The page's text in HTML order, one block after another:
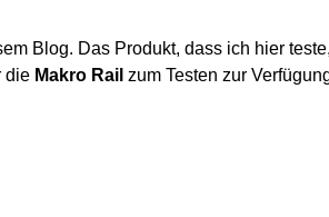
Blog. Das Produkt, dass ich hier
die Makro Rail zum Testen zur